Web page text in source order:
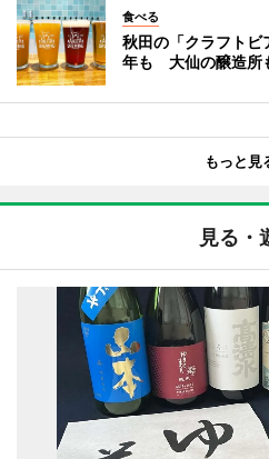
食べる
秋田の「クラフトビ
年も 大仙の醸造所
もっと見
見る・